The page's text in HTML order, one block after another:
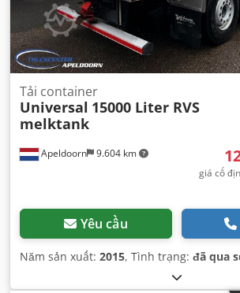
Apeldoorn 9.604 km
Tải container
Universal 15000 Liter RVS
melktank
giá cố
Yêu cầu
Năm sản xuất: 2015, Tình trạng: đã qua